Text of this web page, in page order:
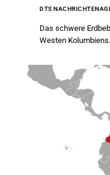
DTS
Das schwere
Westen